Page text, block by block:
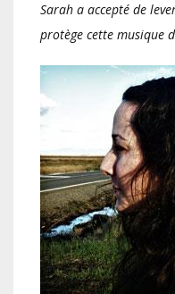
Sarah a accepté de
protège cette musique